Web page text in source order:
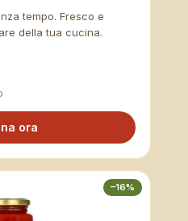
tempo. Fresco e
della tua cucina.
ora
–16%